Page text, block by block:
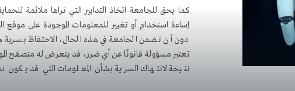
كما يحق للجامعة اتخاذ التدابير التي تراها ملائمة
إساءة استخدام أو تغيير للمعلومات الموجودة على
دون أن تضمن الجامعة في هذه الحال، الاحتفاظ بسرية
تعتبر مسؤولة قانونًا عن أي ضرر، قد يتعرض له متصفح
نتيجة لانتهاك السرية بشأن المعلومات التي قد يكون